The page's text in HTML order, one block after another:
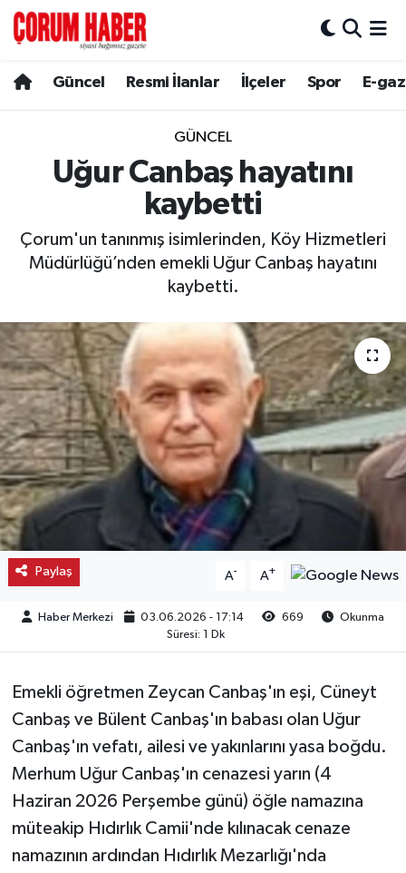
Güncel Resmi İlanlar İlçeler Spor E-
GÜNCEL
Uğur Canbaş hayatını
kaybetti
Çorum'un tanınmış isimlerinden, Köy Hizmetleri
Müdürlüğü’nden emekli Uğur Canbaş hayatını
kaybetti.
Paylaş A- A+
Haber Merkezi 03.06.2026 - 17:14 669
Okunma
Süresi: 1 Dk
Emekli öğretmen Zeycan Canbaş'ın eşi, Cüneyt
Canbaş ve Bülent Canbaş'ın babası olan Uğur
Canbaş'ın vefatı, ailesi ve yakınlarını yasa boğdu.
Merhum Uğur Canbaş'ın cenazesi yarın (4
Haziran 2026 Perşembe günü) öğle namazına
müteakip Hıdırlık Camii'nde kılınacak cenaze
namazının ardından Hıdırlık Mezarlığı'nda
Spor
Resmi İlanlar
Bayat
Dodurga
İskilip
Kargı
Laçin
Mecitözü
Oğuzlar
Ortaköy
Sungurlu
Sağlık
Hava Durumu
Çorum Namaz Vakitleri
Trafik Durumu
Süper Lig Puan Durumu ve Fikstür
Son Dakika Haberleri
Haber Arşivi